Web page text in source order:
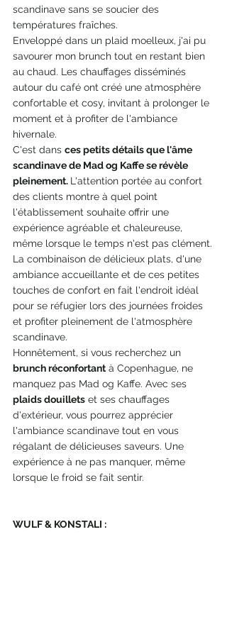
scandinave sans se soucier des
températures fraîches.
Enveloppé dans un plaid moelleux, j'ai pu
savourer mon brunch tout en restant bien
au chaud. Les chauffages disséminés
autour du café ont créé une atmosphère
confortable et cosy, invitant à prolonger le
moment et à profiter de l'ambiance
hivernale.
C'est dans ces petits détails que l'âme
scandinave de Mad og Kaffe se révèle
pleinement. L'attention portée au confort
des clients montre à quel point
l'établissement souhaite offrir une
expérience agréable et chaleureuse,
même lorsque le temps n'est pas clément.
La combinaison de délicieux plats, d'une
ambiance accueillante et de ces petites
touches de confort en fait l'endroit idéal
pour se réfugier lors des journées froides
et profiter pleinement de l'atmosphère
scandinave.
Honnêtement, si vous recherchez un
brunch réconfortant à Copenhague, ne
manquez pas Mad og Kaffe. Avec ses
plaids douillets et ses chauffages
d'extérieur, vous pourrez apprécier
l'ambiance scandinave tout en vous
régalant de délicieuses saveurs. Une
expérience à ne pas manquer, même
lorsque le froid se fait sentir.
WULF & KONSTALI :